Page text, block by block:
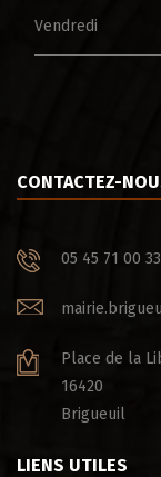
Vendredi
CONTACTEZ-
05 45 71 00 33
Place de la
16420
Brigueuil
LIENS UTILES